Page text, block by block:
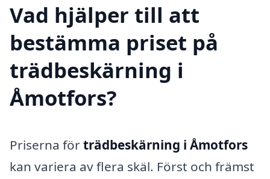
Vad hjälper till att
bestämma priset på
trädbeskärning i
Åmotfors?
Priserna förträdbeskärning i Åmotfors
kan variera av flera skäl. Först och främst